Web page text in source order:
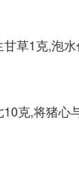
草1克,泡
克,将猪